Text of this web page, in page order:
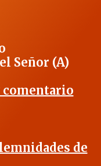
Señor (A)
comentario
de